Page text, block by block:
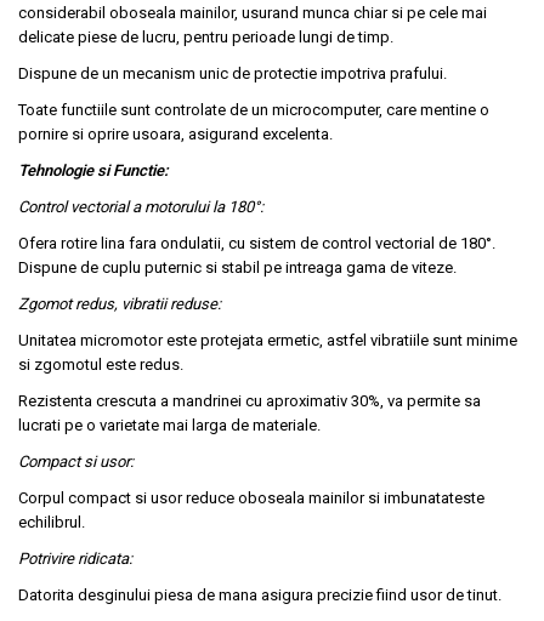
considerabil oboseala mainilor, usurand munca chiar si pe cele mai
delicate piese de lucru, pentru perioade lungi de timp.
Dispune de un mecanism unic de protectie impotriva prafului.
Toate functiile sunt controlate de un microcomputer, care mentine o
pornire si oprire usoara, asigurand excelenta.
Tehnologie si Functie:
Control vectorial a motorului la 180°:
Ofera rotire lina fara ondulatii, cu sistem de control vectorial de 180°.
Dispune de cuplu puternic si stabil pe intreaga gama de viteze.
Zgomot redus, vibratii reduse:
Unitatea micromotor este protejata ermetic, astfel vibratiile sunt minime
si zgomotul este redus.
Rezistenta crescuta a mandrinei cu aproximativ 30%, va permite sa
lucrati pe o varietate mai larga de materiale.
Compact si usor:
Corpul compact si usor reduce oboseala mainilor si imbunatateste
echilibrul.
Potrivire ridicata:
Datorita desginului piesa de mana asigura precizie fiind usor de tinut.